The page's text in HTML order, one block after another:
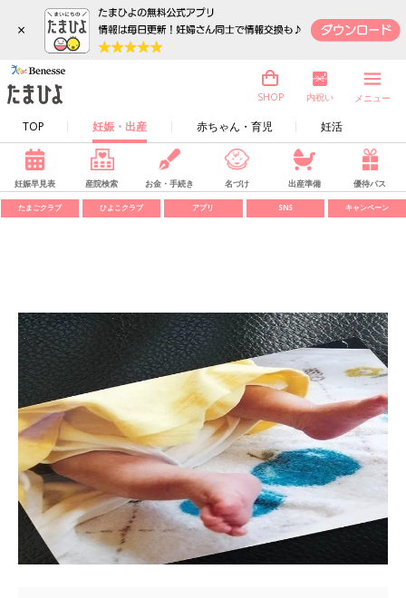
×
TOP 妊娠・出産 赤ちゃん・育児 妊活
SHOP 内祝い メニュー
妊娠早見表 産院検索 お金・手続き 名づけ 出産準備 優待パス
たまごクラブ ひよこクラブ アプリ SNS キャンペーン